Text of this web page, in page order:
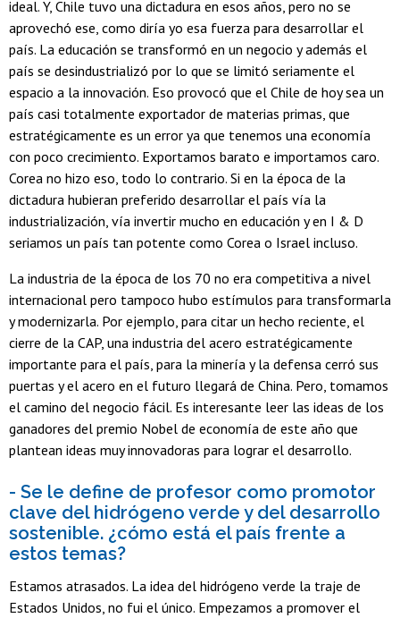
ideal. Y, Chile tuvo una dictadura en esos años, pero no se
aprovechó ese, como diría yo esa fuerza para desarrollar el
país. La educación se transformó en un negocio y además el
país se desindustrializó por lo que se limitó seriamente el
espacio a la innovación. Eso provocó que el Chile de hoy sea un
país casi totalmente exportador de materias primas, que
estratégicamente es un error ya que tenemos una economía
con poco crecimiento. Exportamos barato e importamos caro.
Corea no hizo eso, todo lo contrario. Si en la época de la
dictadura hubieran preferido desarrollar el país vía la
industrialización, vía invertir mucho en educación y en I & D
seriamos un país tan potente como Corea o Israel incluso.
La industria de la época de los 70 no era competitiva a nivel
internacional pero tampoco hubo estímulos para transformarla
y modernizarla. Por ejemplo, para citar un hecho reciente, el
cierre de la CAP, una industria del acero estratégicamente
importante para el país, para la minería y la defensa cerró sus
puertas y el acero en el futuro llegará de China. Pero, tomamos
el camino del negocio fácil. Es interesante leer las ideas de los
ganadores del premio Nobel de economía de este año que
plantean ideas muy innovadoras para lograr el desarrollo.
- Se le define de profesor como promotor
clave del hidrógeno verde y del desarrollo
sostenible. ¿cómo está el país frente a
estos temas?
Estamos atrasados. La idea del hidrógeno verde la traje de
Estados Unidos, no fui el único. Empezamos a promover el